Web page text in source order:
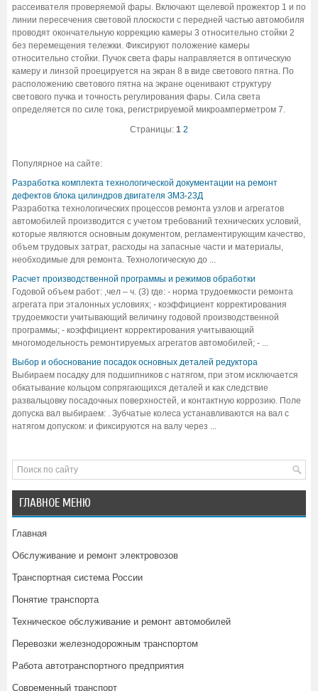
рассеивателя проверяемой фары. Включают щелевой прожектор 1 и по
линии пересечения световой плоскости с передней частью автомобиля
проводят окончательную коррекцию камеры 3 относительно стойки 2
без перемещения тележки. Фиксируют положение камеры
относительно стойки. Пучок света фары направляется в оптическую
камеру и линзой проецируется на экран 8 в виде светового пятна. По
расположению светового пятна на экране оценивают структуру
светового пучка и точность регулирования фары. Сила света
определяется по силе тока, регистрируемой микроамперметром 7.
Страницы: 1 2
Популярное на сайте:
Разработка комплекта технологической документации на ремонт
дефектов блока цилиндров двигателя ЗМЗ-23Д
Разработка технологических процессов ремонта узлов и агрегатов
автомобилей производится с учетом требований технических условий,
которые являются основным документом, регламентирующим качество,
объем трудовых затрат, расходы на запасные части и материалы,
необходимые для ремонта. Технологическую до ...
Расчет производственной программы и режимов обработки
Годовой объем работ: ,чел – ч. (3) где: - норма трудоемкости ремонта
агрегата при эталонных условиях; - коэффициент корректирования
трудоемкости учитывающий величину годовой производственной
программы; - коэффициент корректирования учитывающий
многомодельность ремонтируемых агрегатов автомобилей; - ...
Выбор и обоснование посадок основных деталей редуктора
Выбираем посадку для подшипников с натягом, при этом исключается
обкатывание кольцом сопрягающихся деталей и как следствие
развальцовку посадочных поверхностей, и контактную коррозию. Поле
допуска вал выбираем: . Зубчатые колеса устанавливаются на вал с
натягом допуском: и фиксируются на валу через ...
ГЛАВНОЕ МЕНЮ
Главная
Обслуживание и ремонт электровозов
Транспортная система России
Понятие транспорта
Техническое обслуживание и ремонт автомобилей
Перевозки железнодорожным транспортом
Работа автотранспортного предприятия
Современный транспорт